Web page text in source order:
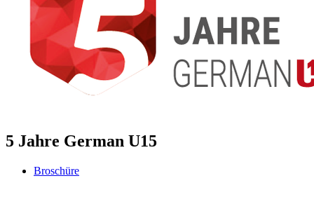
5 Jahre German U15
Broschüre